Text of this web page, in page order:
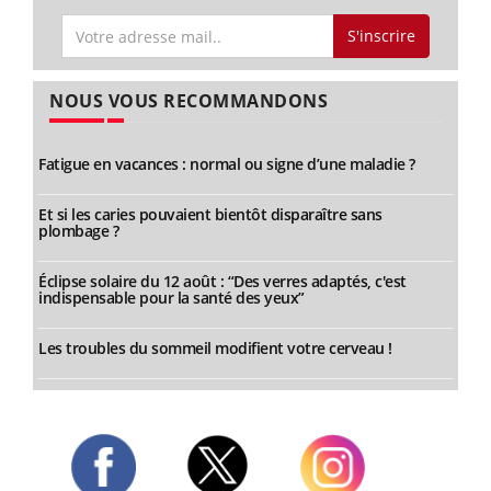
S'inscrire
NOUS VOUS RECOMMANDONS
Fatigue en vacances : normal ou signe d’une maladie ?
Et si les caries pouvaient bientôt disparaître sans
plombage ?
Éclipse solaire du 12 août : “Des verres adaptés, c'est
indispensable pour la santé des yeux”
Les troubles du sommeil modifient votre cerveau !